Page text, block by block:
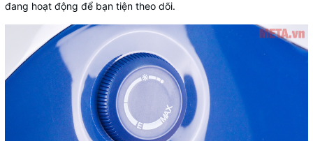
đang hoạt động để bạn tiện theo dõi.